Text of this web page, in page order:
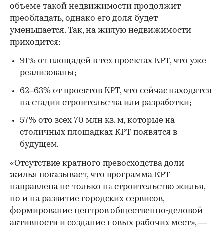
объеме такой недвижимости продолжит
преобладать, однако его доля будет
уменьшается. Так, на жилую недвижимости
приходится:
91% от площадей в тех проектах КРТ, что уже
реализованы;
62–63% от проектов КРТ, что сейчас находятся
на стадии строительства или разработки;
57% ото всех 70 млн кв. м, которые на
столичных площадках КРТ появятся в
будущем.
«Отсутствие кратного превосходства доли
жилья показывает, что программа КРТ
направлена не только на строительство жилья,
но и на развитие городских сервисов,
формирование центров общественно-деловой
активности и создание новых рабочих мест», —